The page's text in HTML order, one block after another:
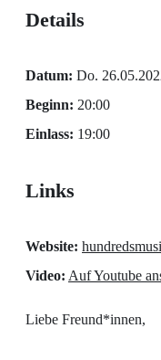
Details
Datum: Do.
Beginn: 20:00
Einlass: 19:00
Links
Website:
Video: Auf Youtube
Liebe Freund*innen,